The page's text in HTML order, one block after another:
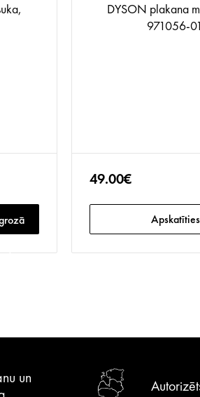
DYSON plakana
971056-01
49.00€
Apskatīties
un